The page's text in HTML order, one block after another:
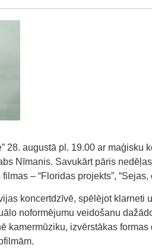
28. augustā pl. 19.00 ar maģisku
Nīmanis. Savukārt pāris
– “Floridas projekts”, “Sejas,
koncertdzīvē, spēlējot klarneti
noformējumu veidošanu
kamermūziku, izvērstākas formas